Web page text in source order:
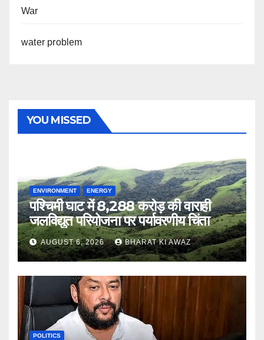
War
water problem
YOU MISSED
ENVIRONMENT ENERGY
पश्चिमी घाट में 8,288 करोड़ की वाराही
जलविद्युत परियोजना पर पर्यावरणीय चिंता
AUGUST 6, 2026 BHARAT KI AWAZ
POLITICS